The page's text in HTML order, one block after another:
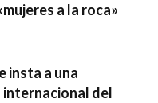
a la roca»
insta a una
del